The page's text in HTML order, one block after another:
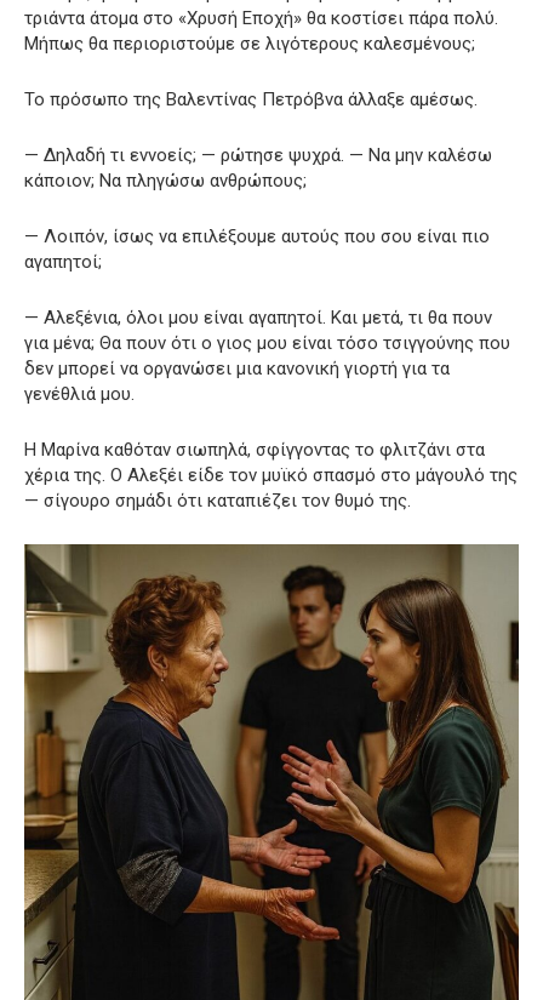
τριάντα άτομα στο «Χρυσή Εποχή» θα κοστίσει πάρα πολύ.
Μήπως θα περιοριστούμε σε λιγότερους καλεσμένους;
Το πρόσωπο της Βαλεντίνας Πετρόβνα άλλαξε αμέσως.
— Δηλαδή τι εννοείς; — ρώτησε ψυχρά. — Να μην καλέσω
κάποιον; Να πληγώσω ανθρώπους;
— Λοιπόν, ίσως να επιλέξουμε αυτούς που σου είναι πιο
αγαπητοί;
— Αλεξένια, όλοι μου είναι αγαπητοί. Και μετά, τι θα πουν
για μένα; Θα πουν ότι ο γιος μου είναι τόσο τσιγγούνης που
δεν μπορεί να οργανώσει μια κανονική γιορτή για τα
γενέθλιά μου.
Η Μαρίνα καθόταν σιωπηλά, σφίγγοντας το φλιτζάνι στα
χέρια της. Ο Αλεξέι είδε τον μυϊκό σπασμό στο μάγουλό της
— σίγουρο σημάδι ότι καταπιέζει τον θυμό της.